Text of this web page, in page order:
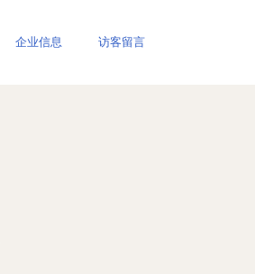
企业信息 访客留言